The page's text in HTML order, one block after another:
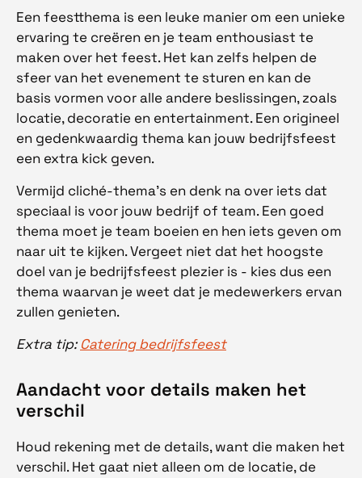
Een feestthema is een leuke manier om een unieke
ervaring te creëren en je team enthousiast te
maken over het feest. Het kan zelfs helpen de
sfeer van het evenement te sturen en kan de
basis vormen voor alle andere beslissingen, zoals
locatie, decoratie en entertainment. Een origineel
en gedenkwaardig thema kan jouw bedrijfsfeest
een extra kick geven.
Vermijd cliché-thema's en denk na over iets dat
speciaal is voor jouw bedrijf of team. Een goed
thema moet je team boeien en hen iets geven om
naar uit te kijken. Vergeet niet dat het hoogste
doel van je bedrijfsfeest plezier is - kies dus een
thema waarvan je weet dat je medewerkers ervan
zullen genieten.
Extra tip:Catering bedrijfsfeest
Aandacht voor details maken het
verschil
Houd rekening met de details, want die maken het
verschil. Het gaat niet alleen om de locatie, de